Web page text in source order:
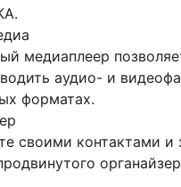
медиаплеер
аудио- и
форматах.
своими контактами и